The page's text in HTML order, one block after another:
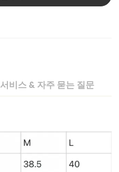
서비스 & 자주 묻는 질문